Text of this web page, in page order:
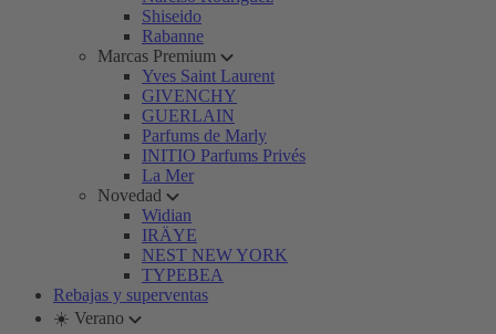
Shiseido
Rabanne
Marcas Premium
Yves Saint Laurent
GIVENCHY
GUERLAIN
Parfums de Marly
INITIO Parfums Privés
La Mer
Novedad
Widian
IRÄYE
NEST NEW YORK
TYPEBEA
Rebajas y superventas
☀️ Verano